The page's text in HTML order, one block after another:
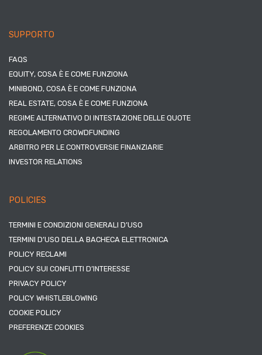
SUPPORTO
FAQS
EQUITY, COSA È E COME FUNZIONA
MINIBOND, COSA È E COME FUNZIONA
REAL ESTATE, COSA È E COME FUNZIONA
REGIME ALTERNATIVO DI INTESTAZIONE DELLE QUOTE
REGOLAMENTO CROWDFUNDING
ARBITRO PER LE CONTROVERSIE FINANZIARIE
INVESTOR RELATIONS
POLICIES
TERMINI E CONDIZIONI GENERALI D’USO
TERMINI D’USO DELLA BACHECA ELETTRONICA
POLICY RECLAMI
POLICY SUI CONFLITTI D’INTERESSE
PRIVACY POLICY
POLICY WHISTLEBLOWING
COOKIE POLICY
PREFERENZE COOKIES